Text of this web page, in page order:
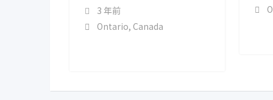
3 年前
Ontario, Canada